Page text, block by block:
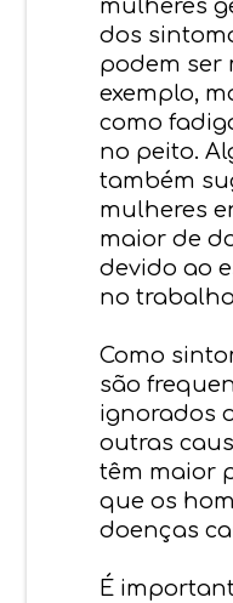
mulheres
dos
podem ser
exemplo,
como
no peito.
também
mulheres
maior de
devido ao
no
Como
são
ignorados
outras
têm maior
que os
doenças
É